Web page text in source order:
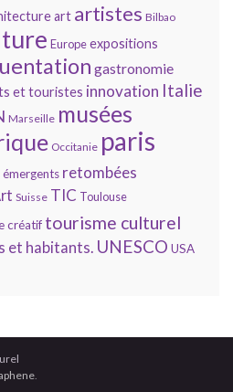
art artistes Bilbao
Europeexpositions
gastronomie
et touristes innovation Italie
Marseille musées
Occitanie paris
émergents retombées
Suisse TIC Toulouse
créatif tourisme culturel
et habitants. UNESCO USA
.